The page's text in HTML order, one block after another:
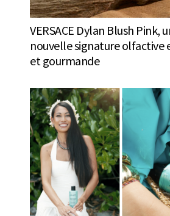
VERSACE Dylan Blush Pink,
nouvelle signature olfactive
et gourmande